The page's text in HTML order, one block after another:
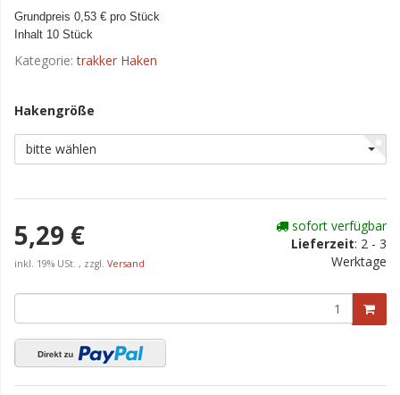
Grundpreis 0,53 € pro Stück
Inhalt 10 Stück
Kategorie:trakker Haken
Hakengröße
bitte wählen
5,29 €
inkl. 19% USt. , zzgl. Versand
sofort verfügbar
Lieferzeit: 2 - 3
Werktage